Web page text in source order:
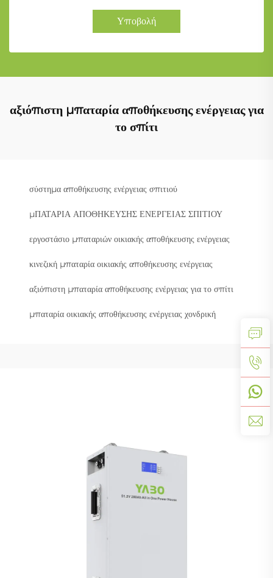
Υποβολή
αξιόπιστη μπαταρία αποθήκευσης ενέργειας για
το σπίτι
σύστημα αποθήκευσης ενέργειας σπιτιού
μΠΑΤΑΡΙΑ ΑΠΟΘΗΚΕΥΣΗΣ ΕΝΕΡΓΕΙΑΣ ΣΠΙΤΙΟΥ
εργοστάσιο μπαταριών οικιακής αποθήκευσης ενέργειας
κινεζική μπαταρία οικιακής αποθήκευσης ενέργειας
αξιόπιστη μπαταρία αποθήκευσης ενέργειας για το σπίτι
μπαταρία οικιακής αποθήκευσης ενέργειας χονδρική